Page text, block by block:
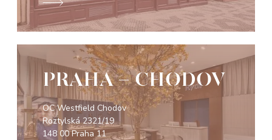
PRAHA - CHODOV
OC Westfield Chodov
Roztylská 2321/19
148 00 Praha 11